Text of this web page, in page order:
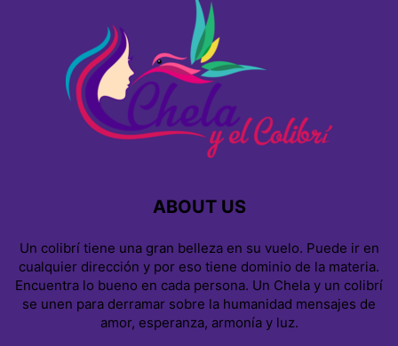
ABOUT US
Un colibrí tiene una gran belleza en su vuelo. Puede ir en
cualquier dirección y por eso tiene dominio de la materia.
Encuentra lo bueno en cada persona. Un Chela y un colibrí
se unen para derramar sobre la humanidad mensajes de
amor, esperanza, armonía y luz.